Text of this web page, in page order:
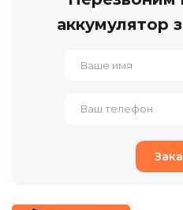
аккумулятор